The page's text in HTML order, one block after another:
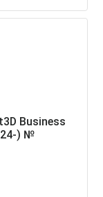
Business
) №